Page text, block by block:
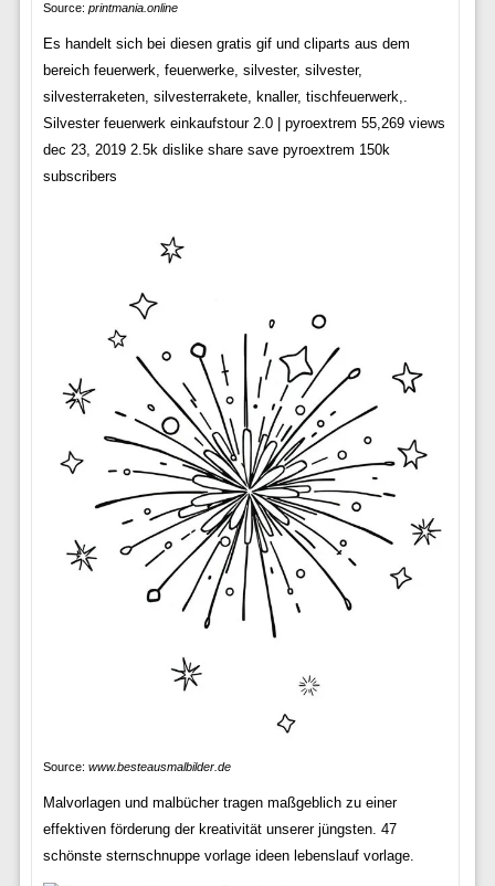
Source: printmania.online
Es handelt sich bei diesen gratis gif und cliparts aus dem
bereich feuerwerk, feuerwerke, silvester, silvester,
silvesterraketen, silvesterrakete, knaller, tischfeuerwerk,.
Silvester feuerwerk einkaufstour 2.0 | pyroextrem 55,269 views
dec 23, 2019 2.5k dislike share save pyroextrem 150k
subscribers
Source: www.besteausmalbilder.de
Malvorlagen und malbücher tragen maßgeblich zu einer
effektiven förderung der kreativität unserer jüngsten. 47
schönste sternschnuppe vorlage ideen lebenslauf vorlage.